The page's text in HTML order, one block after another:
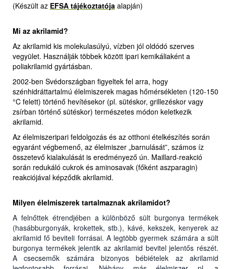
(Készült az EFSA tájékoztatója alapján)
Mi az akrilamid?
Az akrilamid kis molekulasúlyú, vízben jól oldódó szerves
vegyület. Használják többek között ipari kemikáliaként a
poliakrilamid gyártásban.
2002-ben Svédországban figyeltek fel arra, hogy
szénhidráttartalmú élelmiszerek magas hőmérsékleten (120-150
°C felett) történő hevítésekor (pl. sütéskor, grillezéskor vagy
zsírban történő sütéskor) természetes módon keletkezik
akrilamid.
Az élelmiszeripari feldolgozás és az otthoni ételkészítés során
egyaránt végbemenő, az élelmiszer „barnulását”, számos íz
összetevő kialakulását is eredményező ún. Maillard-reakció
során redukáló cukrok és aminosavak (főként aszparagin)
reakciójával képződik akrilamid.
Milyen élelmiszerek tartalmaznak akrilamidot?
A felnőttek étrendjében a különböző sült burgonya termékek
(hasábburgonyák, krokettek, stb.), kávé, kekszek, kenyerek az
akrilamid fő beviteli forrásai. A legtöbb gyermek számára a sült
burgonya termékek jelentik az akrilamid bevitel jelentős részét.
A csecsemők számára bizonyos bébiételek az akrilamid